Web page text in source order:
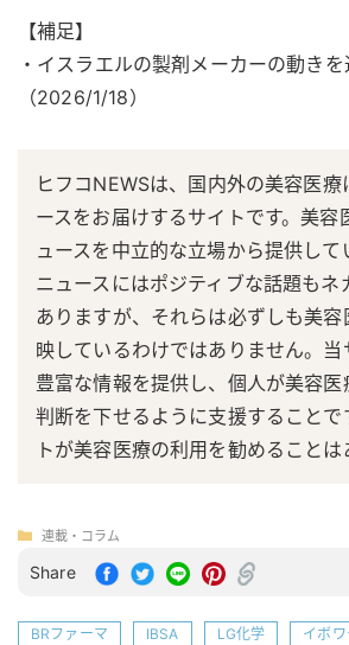
【補足】
・イスラエルの製剤メーカーの動きを
（2026/1/18）
ヒフコNEWSは、国内外の美容医療
ースをお届けするサイトです。美容
ュースを中立的な立場から提供して
ニュースにはポジティブな話題もネ
ありますが、それらは必ずしも美
映しているわけではありません。当
豊富な情報を提供し、個人が美容
判断を下せるように支援することで
トが美容医療の利用を勧めることは
連載・コラム
Share
BRファーマ IBSA LG化学 イボ